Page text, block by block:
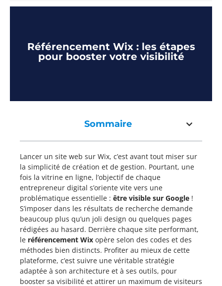
Référencement Wix : les étapes
pour booster votre visibilité
Sommaire
Lancer un site web sur Wix, c’est avant tout miser sur
la simplicité de création et de gestion. Pourtant, une
fois la vitrine en ligne, l’objectif de chaque
entrepreneur digital s’oriente vite vers une
problématique essentielle : être visible sur Google !
S’imposer dans les résultats de recherche demande
beaucoup plus qu’un joli design ou quelques pages
rédigées au hasard. Derrière chaque site performant,
le référencement Wix opère selon des codes et des
méthodes bien distincts. Profiter au mieux de cette
plateforme, c’est suivre une véritable stratégie
adaptée à son architecture et à ses outils, pour
booster sa visibilité et attirer un maximum de visiteurs